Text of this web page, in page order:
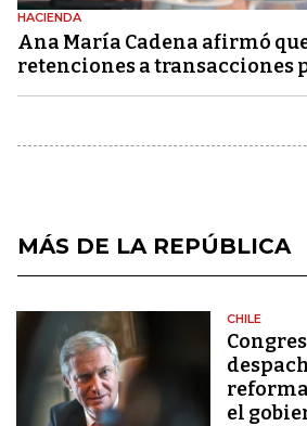
HACIENDA
Ana María Cadena afirmó
retenciones a transacciones
MÁS DE LA REPÚBLICA
CHILE
el